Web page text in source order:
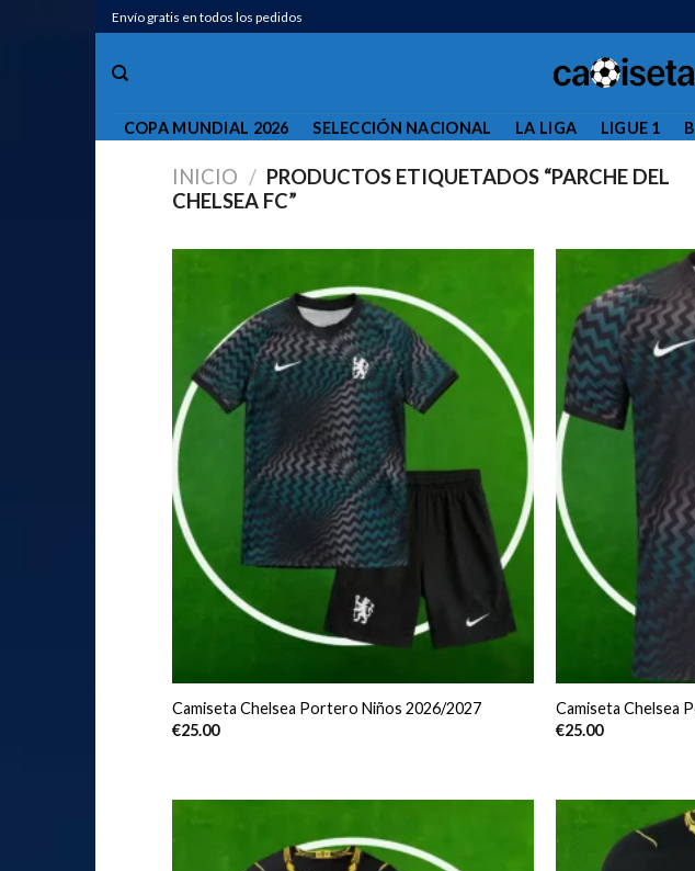
Saltar
al
contenido
Envío gratis en todos los pedidos
COPA MUNDIAL 2026 SELECCIÓN NACIONAL LA LIGA LIGUE 1
INICIO / PRODUCTOS ETIQUETADOS “PARCHE DEL
CHELSEA FC”
Camiseta Chelsea Portero Niños 2026/2027
€25.00
Camiseta Chelsea
€25.00